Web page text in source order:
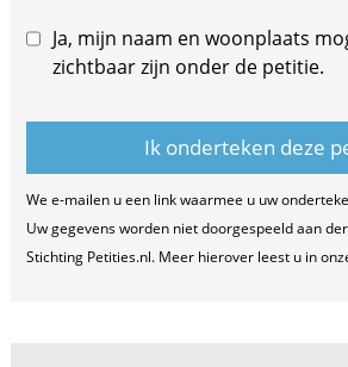
Ja, mijn naam en woonplaats
zichtbaar zijn onder de petitie.
We e-mailen u een link waarmee u uw
Uw gegevens worden niet doorgespeeld aan
Stichting Petities.nl. Meer hierover leest u in